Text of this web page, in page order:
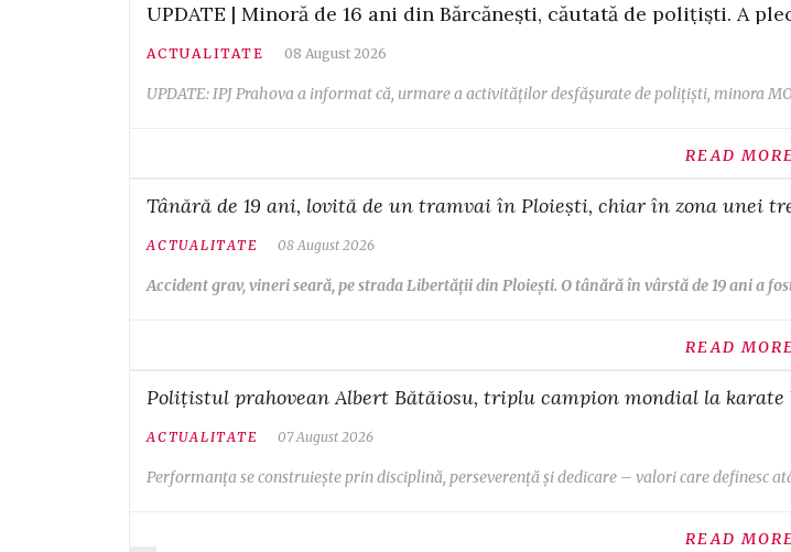
UPDATE | Minoră de 16 ani din Bărcănești, căutată de polițiști. A
ACTUALITATE 08 August 2026
UPDATE: IPJ Prahova a informat că, urmare a activităților desfășurate de polițiști, minora
READ
Tânără de 19 ani, lovită de un tramvai în Ploiești, chiar în zona unei
ACTUALITATE 08 August 2026
Accident grav, vineri seară, pe strada Libertății din Ploiești. O tânără în vârstă de 19 ani a
READ
Polițistul prahovean Albert Bătăiosu, triplu campion mondial la karate
ACTUALITATE 07 August 2026
Performanța se construiește prin disciplină, perseverență și dedicare – valori care definesc
READ